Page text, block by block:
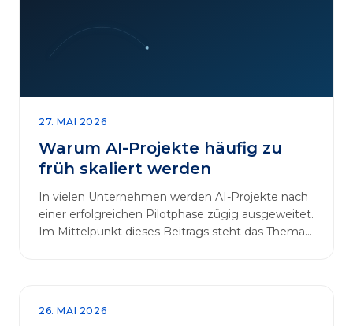
27. MAI 2026
Warum AI-Projekte häufig zu
früh skaliert werden
In vielen Unternehmen werden AI-Projekte nach
einer erfolgreichen Pilotphase zügig ausgeweitet.
Im Mittelpunkt dieses Beitrags steht das Thema
26. MAI 2026